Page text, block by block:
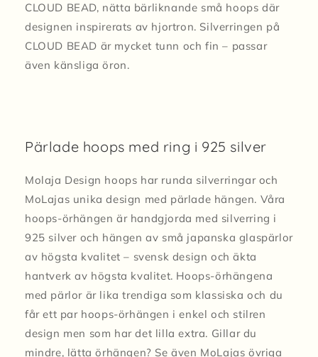
CLOUD BEAD, nätta bärliknande små hoops där
designen inspirerats av hjortron. Silverringen på
CLOUD BEAD är mycket tunn och fin – passar
även känsliga öron.
Pärlade hoops med ring i 925 silver
Molaja Design hoops har runda silverringar och
MoLajas unika design med pärlade hängen. Våra
hoops-örhängen är handgjorda med silverring i
925 silver och hängen av små japanska glaspärlor
av högsta kvalitet – svensk design och äkta
hantverk av högsta kvalitet. Hoops-örhängena
med pärlor är lika trendiga som klassiska och du
får ett par hoops-örhängen i enkel och stilren
design men som har det lilla extra. Gillar du
mindre, lätta örhängen? Se även MoLajas övriga